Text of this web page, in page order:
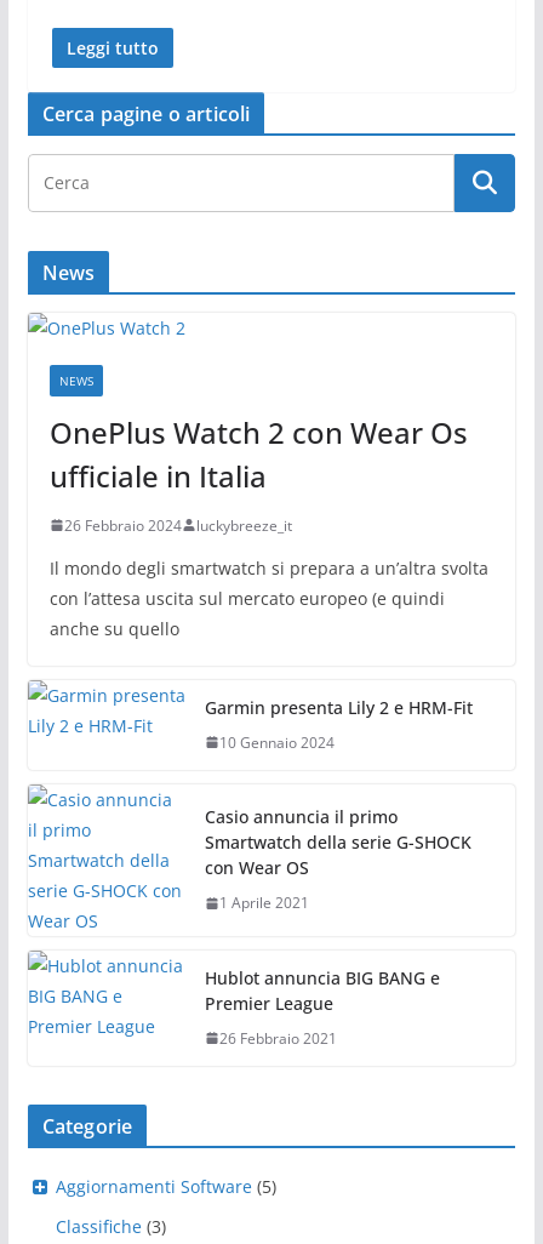
Leggi tutto
Cerca pagine o articoli
News
NEWS
OnePlus Watch 2 con Wear Os
ufficiale in Italia
26 Febbraio 2024 luckybreeze_it
Il mondo degli smartwatch si prepara a un’altra svolta
con l’attesa uscita sul mercato europeo (e quindi
anche su quello
Garmin presenta Lily 2 e HRM-Fit
10 Gennaio 2024
Casio annuncia il primo
Smartwatch della serie G-SHOCK
con Wear OS
1 Aprile 2021
Hublot annuncia BIG BANG e
Premier League
26 Febbraio 2021
Categorie
Aggiornamenti Software (5)
Classifiche (3)